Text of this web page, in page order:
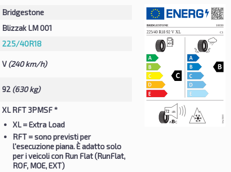
Bridgestone
Blizzak LM 001
225/40R18
V(240 km/h)
92 (630 kg)
XL RFT 3PMSF *
XL= Extra Load
RFT= sono previsti per
l'esecuzione piana. È adatto solo
per i veicoli con Run Flat (RunFlat,
ROF, MOE, EXT)